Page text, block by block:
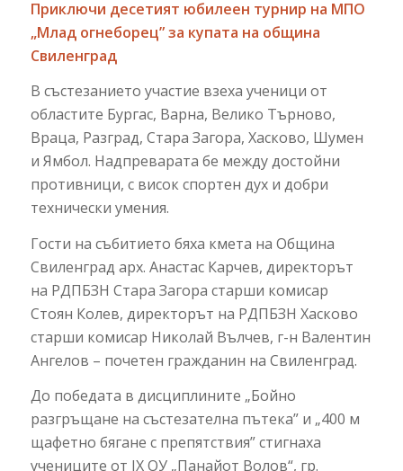
Приключи десетият юбилеен турнир на МПО
„Млад огнеборец” за купата на община
Свиленград
В състезанието участие взеха ученици от
областите Бургас, Варна, Велико Търново,
Враца, Разград, Стара Загора, Хасково, Шумен
и Ямбол. Надпреварата бе между достойни
противници, с висок спортен дух и добри
технически умения.
Гости на събитието бяха кмета на Община
Свиленград арх. Анастас Карчев, директорът
на РДПБЗН Стара Загора старши комисар
Стоян Колев, директорът на РДПБЗН Хасково
старши комисар Николай Вълчев, г-н Валентин
Ангелов – почетен гражданин на Свиленград.
До победата в дисциплините „Бойно
разгръщане на състезателна пътека” и „400 м
щафетно бягане с препятствия” стигнаха
учениците от IX ОУ „Панайот Волов“, гр.